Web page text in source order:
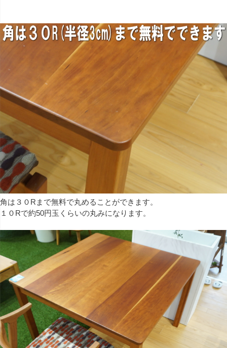
角は３０Rまで無料で丸めることができます。
１０Rで約50円玉くらいの丸みになります。